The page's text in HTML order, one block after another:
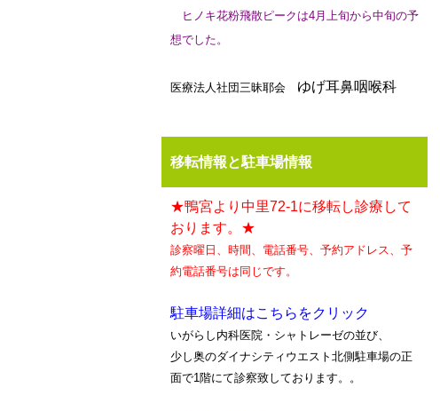
ヒノキ花粉飛散ピークは4月上旬から中旬の予
想でした。
医療法人社団三昧耶会 ゆげ耳鼻咽喉科
移転情報と駐車場情報
★鴨宮より中里72-1に移転し診療して
おります。★
診察曜日、時間、電話番号、予約アドレス、予
約電話番号は同じです。
駐車場詳細はこちらをクリック
いがらし内科医院・シャトレーゼの並び、
少し奥のダイナシティウエスト北側駐車場の正
面で1階にて診察致しております。。